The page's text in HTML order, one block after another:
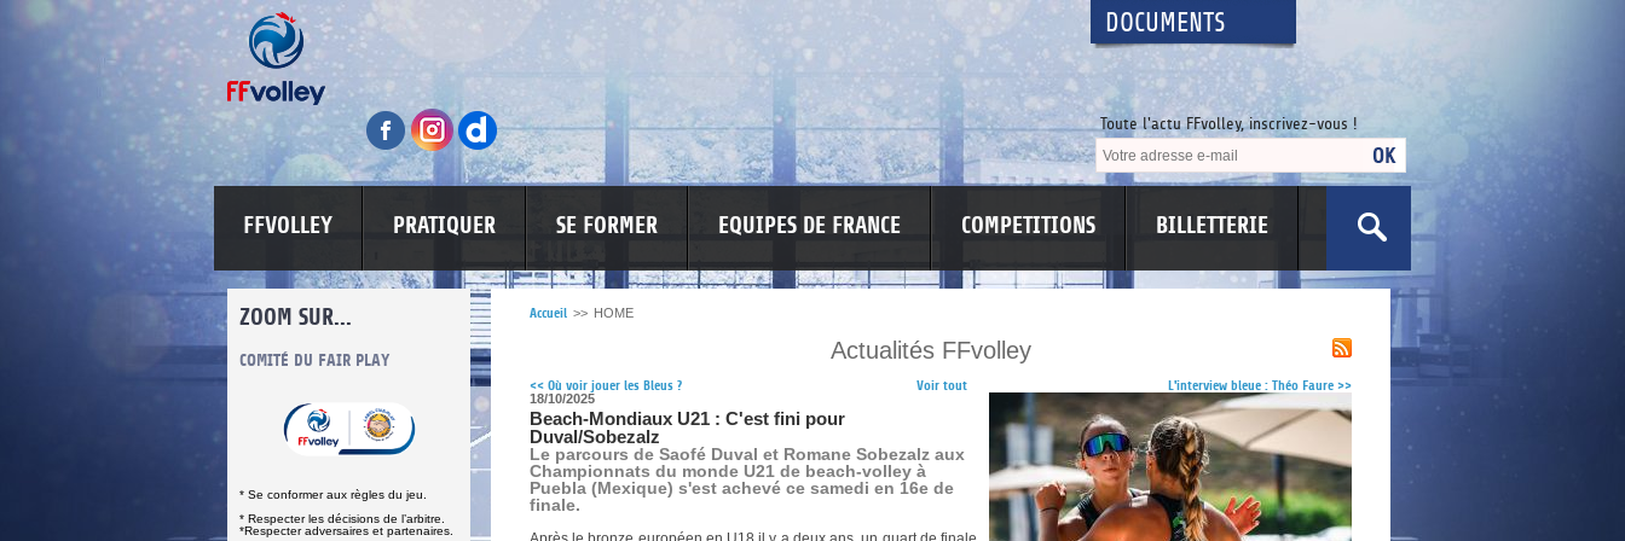
DOCUMENTS
Toute l'actu FFvolley, inscrivez-vous !
FFVOLLEY PRATIQUER SE FORMER EQUIPES DE FRANCE COMPETITIONS BILLETTERIE
ZOOM SUR...
COMITÉ DU FAIR PLAY
* Se conformer aux règles du jeu.
* Respecter les décisions de l’arbitre.
*Respecter adversaires et partenaires.
LUTTE CONTRE LES VIOLENCES INFORMATIONS CORONAVIRUS
Accueil >> HOME
Actualités FFvolley
<< Où voir jouer les Bleus ? Voir tout L'interview bleue : Théo Faure >>
18/10/2025
Beach-Mondiaux U21 : C'est fini pour
Duval/Sobezalz
Le parcours de Saofé Duval et Romane Sobezalz aux
Championnats du monde U21 de beach-volley à
Puebla (Mexique) s'est achevé ce samedi en 16e de
finale.